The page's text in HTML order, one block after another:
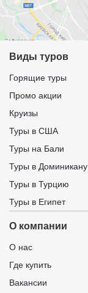
Виды туров
Горящие туры
Промо акции
Круизы
Туры в США
Туры на Бали
Туры в Доминикану
Туры в Турцию
Туры в Египет
О компании
О нас
Где купить
Вакансии